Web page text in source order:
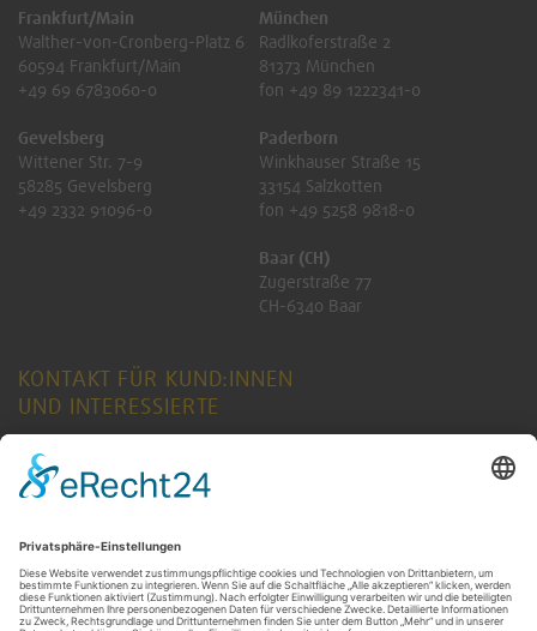
Frankfurt/Main
Walther-von-Cronberg-Platz 6
60594 Frankfurt/Main
+49 69 6783060-0
Gevelsberg
Wittener Str. 7-9
58285 Gevelsberg
+49 2332 91096-0
München
Radlkoferstraße 2
81373 München
fon +49 89 1222341-0
Paderborn
Winkhauser Straße 15
33154 Salzkotten
fon +49 5258 9818-0
Baar (CH)
Zugerstraße 77
CH-6340 Baar
KONTAKT FÜR KUND:INNEN
UND INTERESSIERTE
KONTAKT FÜR RENTNER:INNEN